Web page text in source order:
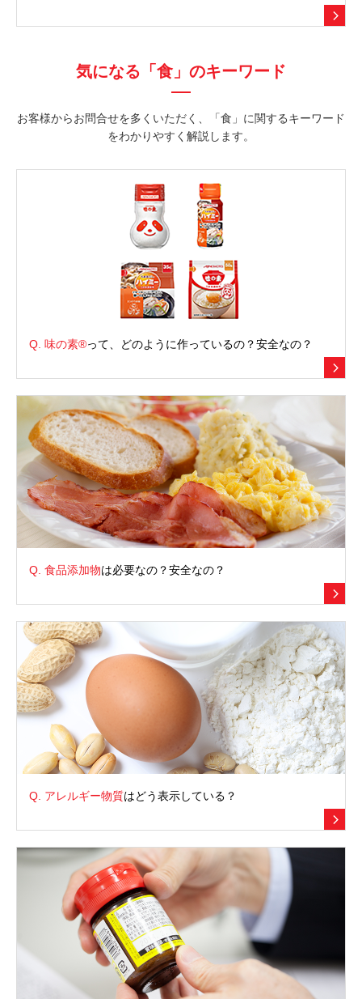
気になる「食」のキーワード
お客様からお問合せを多くいただく、「食」に関するキーワード
をわかりやすく解説します。
Q. 味の素®って、どのように作っているの？安全なの？
Q. 食品添加物は必要なの？安全なの？
Q. アレルギー物質はどう表示している？